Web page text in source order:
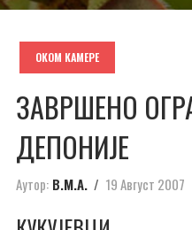
ОКОМ КАМЕРЕ
ЗАВРШЕНО
ДЕПОНИЈЕ
Аутор: В.М.А. 19 Август 2007